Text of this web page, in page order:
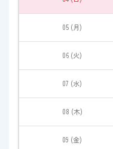
05 (月)
06 (火)
07 (水)
08 (木)
09 (金)